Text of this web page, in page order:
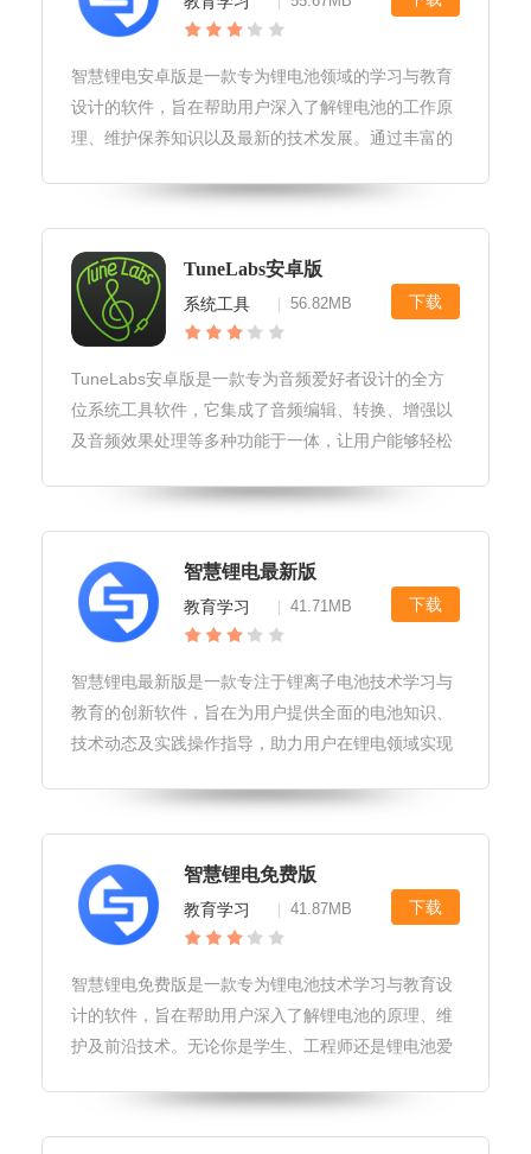
智慧锂电安卓版是一款专为锂电池领域的学习与教育
设计的软件，旨在帮助用户深入了解锂电池的工作原
理、维护保养知识以及最新的技术发展。通过丰富的
池相关知识，提升专业技能。智慧锂电安卓版软件更
新和维护软件定期发布更新，确保
TuneLabs安卓版
系统工具 56.82MB 下载
TuneLabs安卓版是一款专为音频爱好者设计的全方
位系统工具软件，它集成了音频编辑、转换、增强以
及音频效果处理等多种功能于一体，让用户能够轻松
配音还是日常音频处理都能得心应手。TuneLabs安
卓版软件安全性和隐
智慧锂电最新版
教育学习 41.71MB 下载
智慧锂电最新版是一款专注于锂离子电池技术学习与
教育的创新软件，旨在为用户提供全面的电池知识、
技术动态及实践操作指导，助力用户在锂电领域实现
性界面设计简洁明了，色彩搭配舒适，易于用户快速
上手并沉浸于学习。提供个性化学
智慧锂电免费版
教育学习 41.87MB 下载
智慧锂电免费版是一款专为锂电池技术学习与教育设
计的软件，旨在帮助用户深入了解锂电池的原理、维
护及前沿技术。无论你是学生、工程师还是锂电池爱
习工具。智慧锂电免费版软件性能和稳定性软件运行
流畅，即使在低配置设备上也能保